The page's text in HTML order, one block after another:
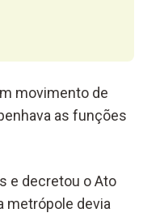
movimento de
as funções
e decretou o Ato
metrópole devia